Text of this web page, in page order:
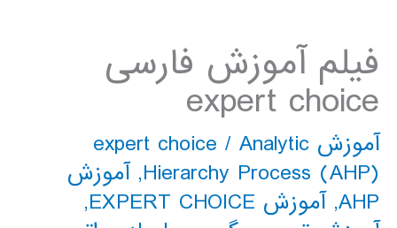
فیلم آموزش فارسی
expert choice
آموزش expert choice / Analytic
Hierarchy Process (AHP)
,آموزش
AHP
,آموزش EXPERT CHOICE
,